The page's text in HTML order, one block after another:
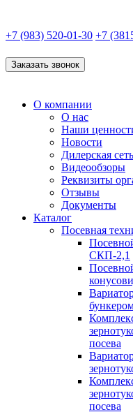
+7 (983) 520-01-30 +7
Заказать звонок
О компании
О нас
Наши
Новости
Дилерская сеть
Видеообзоры
Реквизиты
Отзывы
Документы
Каталог
Посевная
СКП-2,1
посева
посева